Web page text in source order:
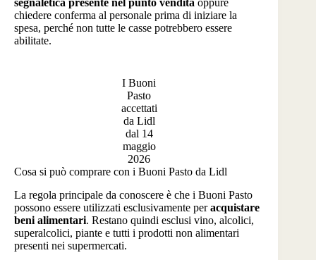
segnaletica presente nel punto vendita oppure
chiedere conferma al personale prima di iniziare la
spesa, perché non tutte le casse potrebbero essere
abilitate.
I Buoni
Pasto
accettati
da Lidl
dal 14
maggio
2026
Cosa si può comprare con i Buoni Pasto da Lidl
La regola principale da conoscere è che i Buoni Pasto
possono essere utilizzati esclusivamente peracquistare
beni alimentari. Restano quindi esclusi vino, alcolici,
superalcolici, piante e tutti i prodotti non alimentari
presenti nei supermercati.